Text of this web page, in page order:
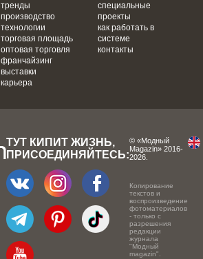
тренды
производство
технологии
торговая площадь
оптовая торговля
франчайзинг
выставки
карьера
специальные
проекты
как работать в
системе
контакты
ТУТ КИПИТ ЖИЗНЬ,
ПРИСОЕДИНЯЙТЕСЬ:
© «Модный
Magazin» 2016-
2026.
Копирование
текстов и
воспроизведение
фотоматериалов
- только с
разрешения
редакции
журнала
"Модный
magazin".